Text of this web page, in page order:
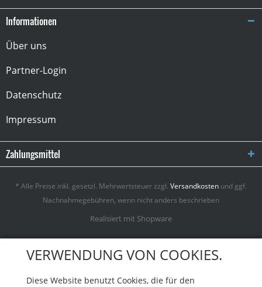
Informationen
Über uns
Partner-Login
Datenschutz
Impressum
Zahlungsmittel
* Alle Preise inkl. gesetzl. Mehrwertsteuer zzgl. Versandkosten und ggf.
Nachnahmegebühren, wenn nicht anders beschrieben
Realisiert mit Shopware
VERWENDUNG VON COOKIES.
Diese Website benutzt Cookies, die für den